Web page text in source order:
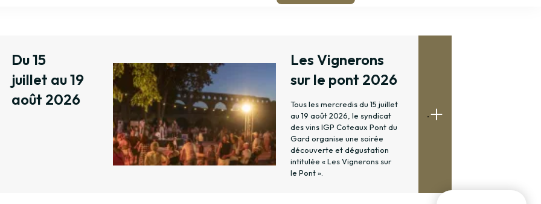
Du 15
juillet au 19
août 2026
Les Vignerons
sur le pont 2026
Tous les mercredis du 15 juillet
au 19 août 2026, le syndicat
des vins IGP Coteaux Pont du
Gard organise une soirée
découverte et dégustation
intitulée « Les Vignerons sur
le Pont ».
.